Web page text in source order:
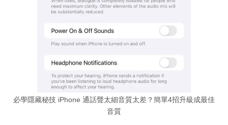
必學隱藏秘技 iPhone 通話聲太細音質太差？簡單4招升級成最佳
音質